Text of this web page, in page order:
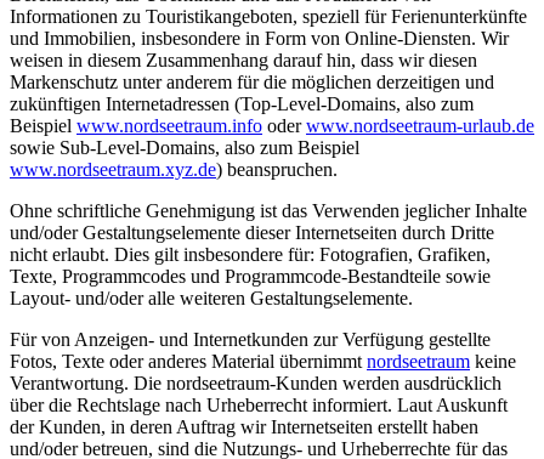
Informationen zu Touristikangeboten, speziell für Ferienunterkünfte
und Immobilien, insbesondere in Form von Online-Diensten. Wir
weisen in diesem Zusammenhang darauf hin, dass wir diesen
Markenschutz unter anderem für die möglichen derzeitigen und
zukünftigen Internetadressen (Top-Level-Domains, also zum
Beispiel www.nordseetraum.info oderwww.nordseetraum-urlaub.de
sowie Sub-Level-Domains, also zum Beispiel
www.nordseetraum.xyz.de) beanspruchen.
Ohne schriftliche Genehmigung ist das Verwenden jeglicher Inhalte
und/oder Gestaltungselemente dieser Internetseiten durch Dritte
nicht erlaubt. Dies gilt insbesondere für: Fotografien, Grafiken,
Texte, Programmcodes und Programmcode-Bestandteile sowie
Layout- und/oder alle weiteren Gestaltungselemente.
Für von Anzeigen- und Internetkunden zur Verfügung gestellte
Fotos, Texte oder anderes Material übernimmt nordseetraum keine
Verantwortung. Die nordseetraum-Kunden werden ausdrücklich
über die Rechtslage nach Urheberrecht informiert. Laut Auskunft
der Kunden, in deren Auftrag wir Internetseiten erstellt haben
und/oder betreuen, sind die Nutzungs- und Urheberrechte für das